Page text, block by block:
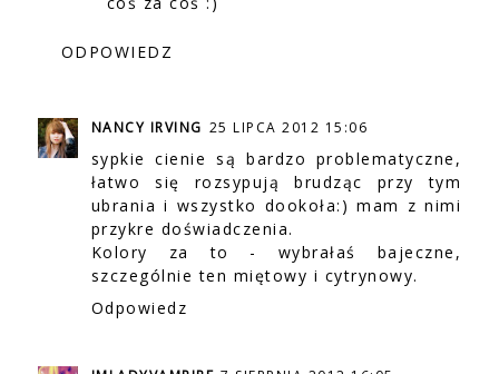
ODPOWIEDZ
NANCY IRVING 25 LIPCA 2012 15:06
sypkie cienie są bardzo problematyczne,
łatwo się rozsypują brudząc przy tym
ubrania i wszystko dookoła:) mam z nimi
przykre doświadczenia.
Kolory za to - wybrałaś bajeczne,
szczególnie ten miętowy i cytrynowy.
Odpowiedz